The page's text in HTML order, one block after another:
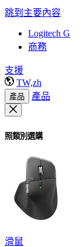
跳到主要內容
Logitech G
商務
支援
TW,zh
產品 產品
照類別選購
滑鼠